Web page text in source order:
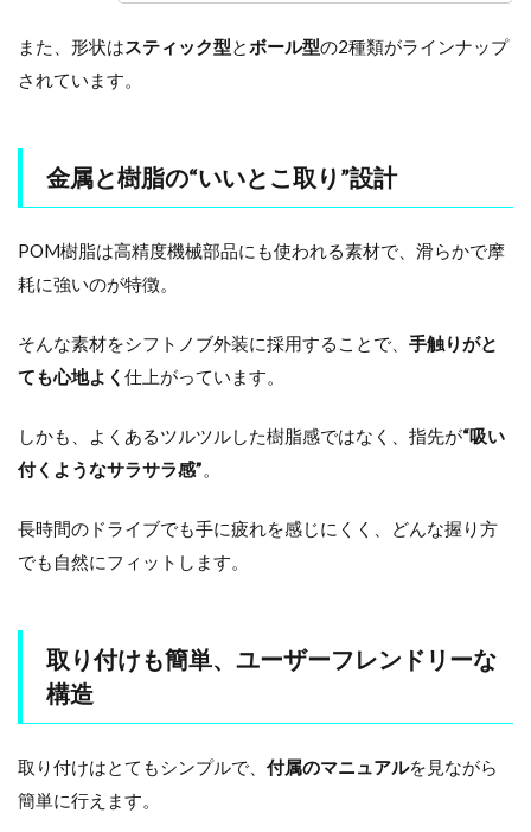
また、形状はスティック型とボール型の2種類がラインナップ
されています。
金属と樹脂の“いいとこ取り”設計
POM樹脂は高精度機械部品にも使われる素材で、滑らかで摩
耗に強いのが特徴。
そんな素材をシフトノブ外装に採用することで、 手触りがと
ても心地よく 仕上がっています。
しかも、よくあるツルツルした樹脂感ではなく、指先が“吸い
付くようなサラサラ感”。
長時間のドライブでも手に疲れを感じにくく、どんな握り方
でも自然にフィットします。
取り付けも簡単、ユーザーフレンドリーな
構造
取り付けはとてもシンプルで、 付属のマニュアルを見ながら
簡単に行えます。